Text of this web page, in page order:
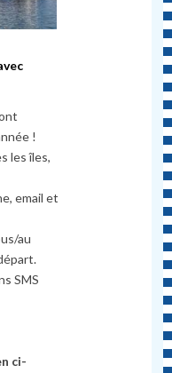
!
les îles,
email et
au
SMS
ci-